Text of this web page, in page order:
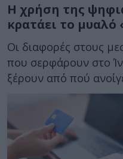
Η χρήση της
κρατάει το μυαλό
Οι διαφορές στους
που σερφάρουν στο
ξέρουν από πού